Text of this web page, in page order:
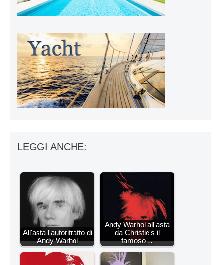
LEGGI ANCHE:
All'asta l'autoritratto di
Andy Warhol
Andy Warhol all'asta
da Christie's il
famoso…